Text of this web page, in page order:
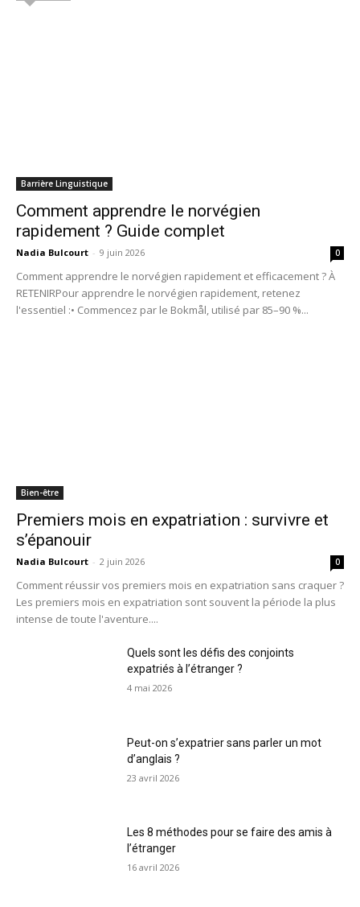
Barrière Linguistique
Comment apprendre le norvégien
rapidement ? Guide complet
Nadia Bulcourt - 9 juin 2026 0
Comment apprendre le norvégien rapidement et efficacement ? À
RETENIRPour apprendre le norvégien rapidement, retenez
l'essentiel :• Commencez par le Bokmål, utilisé par 85–90 %...
Bien-être
Premiers mois en expatriation : survivre et
s’épanouir
Nadia Bulcourt - 2 juin 2026 0
Comment réussir vos premiers mois en expatriation sans craquer ?
Les premiers mois en expatriation sont souvent la période la plus
intense de toute l'aventure....
Quels sont les défis des conjoints
expatriés à l’étranger ?
4 mai 2026
Peut-on s’expatrier sans parler un mot
d’anglais ?
23 avril 2026
Les 8 méthodes pour se faire des amis à
l’étranger
16 avril 2026